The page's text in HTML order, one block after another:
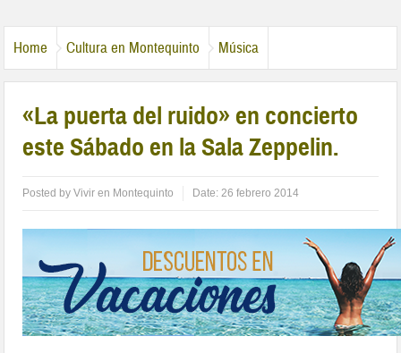
Home Cultura en Montequinto Música
«La puerta del ruido» en concierto
este Sábado en la Sala Zeppelin.
Posted byVivir en Montequinto Date:26 febrero 2014